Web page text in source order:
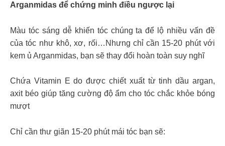
Arganmidas để chứng minh điều ngược lại
Màu tóc sáng dễ khiến tóc chúng ta để lộ nhiều vấn đề
của tóc như khô, xơ, rối…Nhưng chỉ cần 15-20 phút với
kem ủ Arganmidas, bạn sẽ thay đổi hoàn toàn suy nghĩ
Chứa Vitamin E do được chiết xuất từ tinh dầu argan,
axit béo giúp tăng cường độ ẩm cho tóc chắc khỏe bóng
mượt
Chỉ cần thư giãn 15-20 phút mái tóc bạn sẽ: